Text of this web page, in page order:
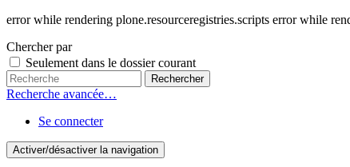
error while rendering plone.resourceregistries.scripts error while
Chercher par
Seulement dans le dossier courant
Recherche avancée…
Se connecter
Activer/désactiver la navigation